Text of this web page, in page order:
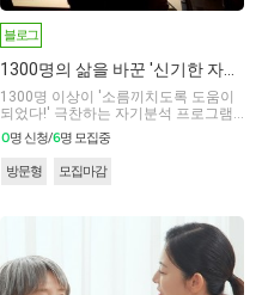
블로그
1300명 이상이 '소름끼치도록 도움이
되었다!' 극찬하는 자기분석 프로그램
에 참여해 보세요!
0명 신청/6명 모집중
방문형 모집마감